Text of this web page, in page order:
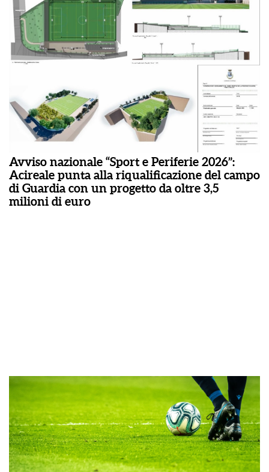
Avviso nazionale “Sport e Periferie 2026”:
Acireale punta alla riqualificazione del campo
di Guardia con un progetto da oltre 3,5
milioni di euro